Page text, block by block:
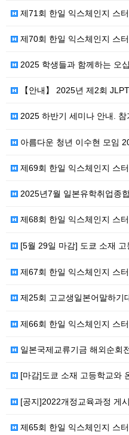
제71회 한일 익스체인지 스
제70회 한일 익스체인지 스
2025 학생들과 함께하는 오십
【안내】 2025년 제2회 JLPT 일
2025 하반기 세미나 안내. 참
아름다운 청년 이수현 모임
제69회 한일 익스체인지 스
2025년7월 일본유학취업종
제68회 한일 익스체인지 스터디
[5월 29일 마감] 도쿄 소재 고등학
제67회 한일 익스체인지 스
제25회 고교생일본어말하기
제66회 한일 익스체인지 스
일본국제교류기금 해외순회전
[마감]도쿄 소재 고등학교와 온라인
[공지]2022개정교육과정 게
제65회 한일 익스체인지 스